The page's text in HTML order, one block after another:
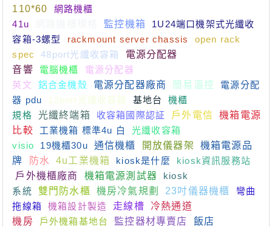
110*60
網路機櫃
41u
監控機箱
1U24端口機架式光纖收
容箱-3螺型
rackmount server chassis
open rack
spec
48port光纖收容箱
電源分配器
音響
電腦機櫃
電源分配器
英文
鋁合金機殼 電源分配器廠商 簡易溫控
電源分配
器 pdu
12port光纖收容箱 基地台
機櫃
規格
光纖終端箱 收容箱國際認証 戶外電信
機箱電源
比較
工業機箱 標準4u 白
光纖收容箱
visio
19機櫃30u 通信機櫃 開放儀器架
機箱電源品
牌
防水 4u工業機箱 kiosk是什麼
kiosk資訊服務站
戶外機櫃廠商
機箱電源測試器
kiosk
系統
雙門防水櫃 機房冷氣規劃 23吋儀器機櫃
彎曲
拖線箱
機箱設計製造 走線槽
冷熱通道
機房
戶外機箱基地台 監控器材專賣店
飯店